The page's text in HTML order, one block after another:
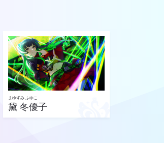
まゆずみ ふゆこ
黛 冬優子